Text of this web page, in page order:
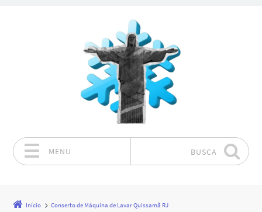
MENU BUSCA
Início Conserto de Máquina de Lavar Quissamã RJ